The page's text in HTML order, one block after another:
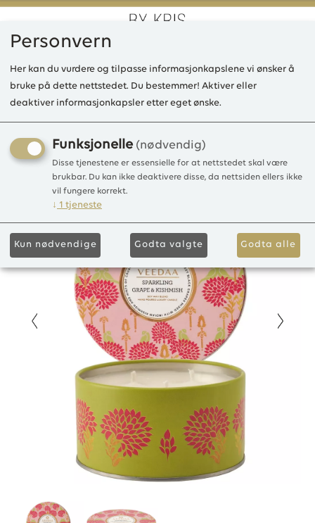
0
VE 3 Wick Tin Candle,
Sparkling Grape & Kishmish
40T-275gr
Personvern
Her kan du vurdere og tilpasse informasjonkapslene vi ønsker å
bruke på dette nettstedet. Du bestemmer! Aktiver eller
deaktiver informasjonkapsler etter eget ønske.
Funksjonelle (nødvendig)
Disse tjenestene er essensielle for at nettstedet skal være
brukbar. Du kan ikke deaktivere disse, da nettsiden ellers ikke
vil fungere korrekt.
↓ 1 tjeneste
Kun nødvendige Godta valgte Godta alle